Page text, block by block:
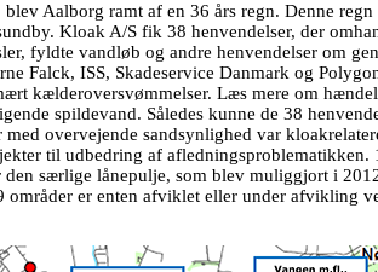
Aalborg ramt af en 36 års regn. Denne
Kloak A/S fik 38 henvendelser, der
fyldte vandløb og andre henvendelser om
Falck, ISS, Skadeservice Danmark og
kælderoversvømmelser. Læs mere om
spildevand. Således kunne de 38
med overvejende sandsynlighed var
til udbedring af afledningsproblematikken.
særlige lånepulje, som blev muliggjort i
områder er enten afviklet eller under afvikling